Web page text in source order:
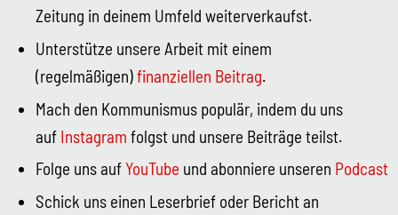
Zeitung in deinem Umfeld weiterverkaufst.
Unterstütze unsere Arbeit mit einem
(regelmäßigen)finanziellen Beitrag.
Mach den Kommunismus populär, indem du uns
auf Instagram folgst und unsere Beiträge teilst.
Folge uns aufYouTube und abonniere unseren Podcast
Schick uns einen Leserbrief oder Bericht an